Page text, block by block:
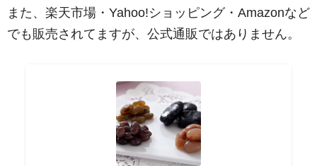
また、楽天市場・Yahoo!ショッピング・Amazonなど
でも販売されてますが、公式通販ではありません。